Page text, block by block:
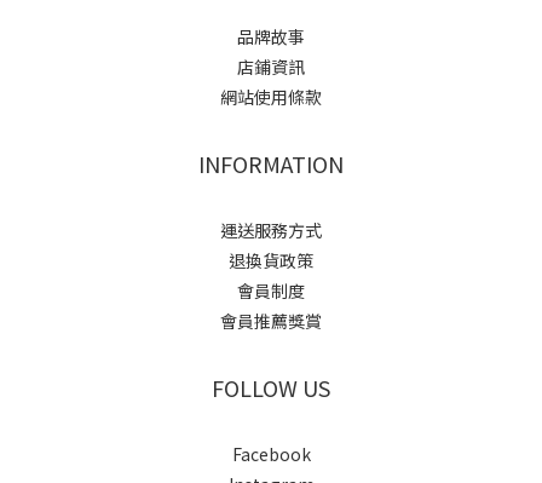
品牌故事
店鋪資訊
網站使用條款
INFORMATION
運送服務方式
退換貨政策
會員制度
會員推薦獎賞
FOLLOW US
Facebook